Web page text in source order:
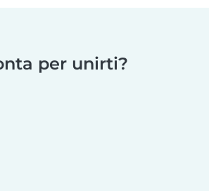
per unirti?